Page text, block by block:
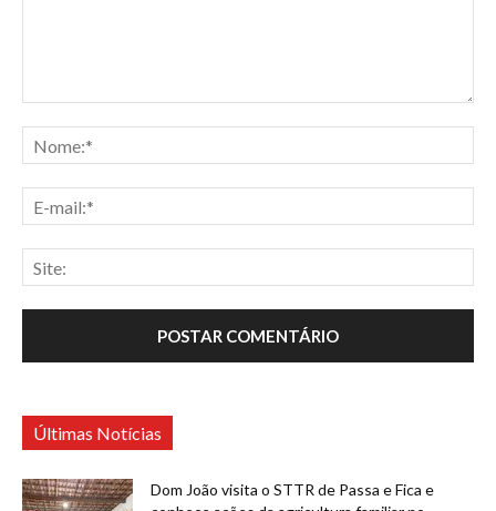
Últimas Notícias
Dom João visita o STTR de Passa e Fica e